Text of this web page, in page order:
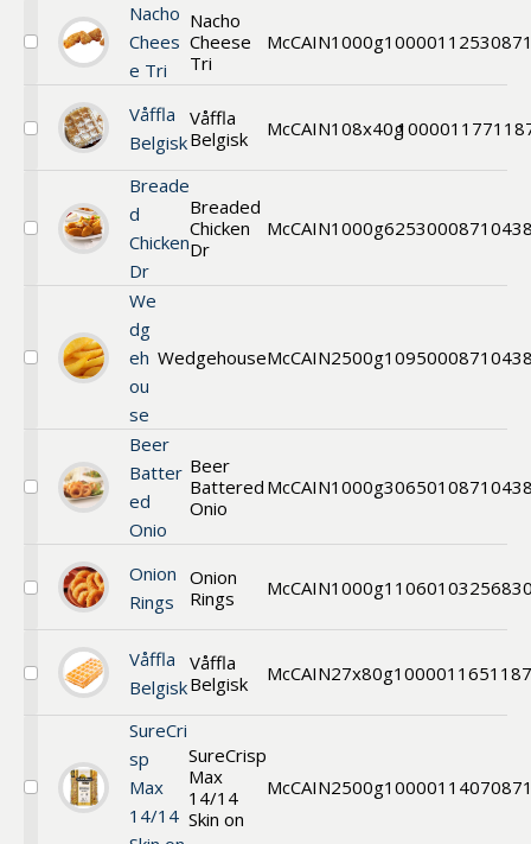
Välj
Cheese
Triangle
Nacho
Chees
e Tri
Nacho
Cheese
Tri
McCAIN1000g1000011253
Välj
Belgisk
108x40g
Våffla
Belgisk
Våffla
Belgisk
McCAIN108x40g1000011771
Välj
Breade
d
Chicken
Dr
Breaded
Chicken
Dr
McCAIN1000g625300
Välj
We
dg
eh
ou
se
WedgehouseMcCAIN2500g109500
Välj
Beer
Batter
ed
Onio
Beer
Battered
Onio
McCAIN1000g306501
Välj
Rings
Onion
Rings
Onion
Rings
McCAIN1000g110601
Välj
Belgisk
Våffla
Belgisk
Våffla
Belgisk
McCAIN27x80g1000011651
Välj
SureCri
sp
Max
14/14
SureCrisp
Max
14/14
Skin on
McCAIN2500g1000011407